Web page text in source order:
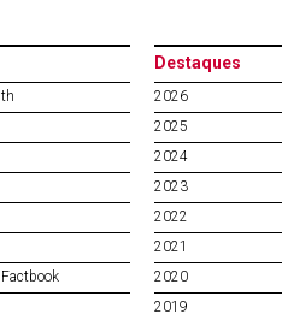
Destaques
2026
2025
2024
2023
2022
2021
2020
2019